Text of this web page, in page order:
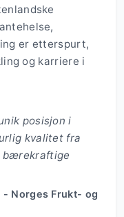
er etterspurt,
og karriere i
posisjon i
kvalitet fra
bærekraftige
Norges Frukt- og